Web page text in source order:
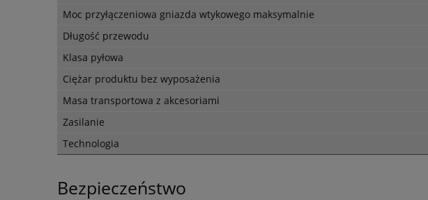
Moc przyłączeniowa gniazda wtykowego maksymalnie
Długość przewodu
Klasa pyłowa
Ciężar produktu bez wyposażenia
Masa transportowa z akcesoriami
Zasilanie
Technologia
Bezpieczeństwo